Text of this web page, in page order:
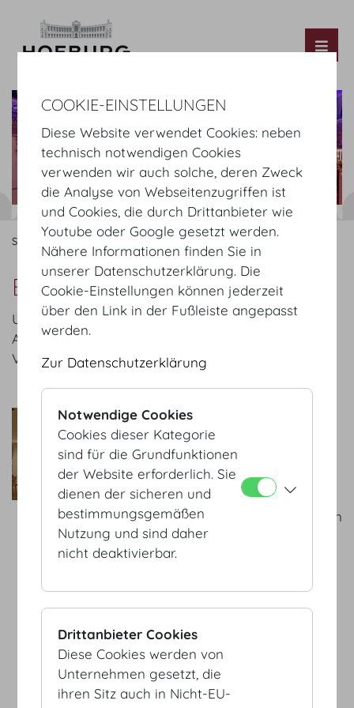
Startseite Organisieren Service Partners Elektrotechnik
Elektrotechnik
Unser Service Partner für elektrotechnische
Anschlüsse, Verteilungen und Beleuchtungen bei
Veranstaltungen berät Sie gerne.
Richard Lesonitzky GmbH -
derLeso
Wir beraten Sie im Vorfeld
über normgerechte
elektrotechnische
Anschlüsse und Verteilungen
sowie
Beleuchtungskonzepte. Wir
„Licht-Concierge“.
AGB
COOKIE-EINSTELLUNGEN
Diese Website verwendet Cookies: neben
technisch notwendigen Cookies
verwenden wir auch solche, deren Zweck
die Analyse von Webseitenzugriffen ist
und Cookies, die durch Drittanbieter wie
Youtube oder Google gesetzt werden.
Nähere Informationen finden Sie in
unserer Datenschutzerklärung. Die
Cookie-Einstellungen können jederzeit
über den Link in der Fußleiste angepasst
werden.
Zur Datenschutzerklärung
Notwendige Cookies
Cookies dieser Kategorie
sind für die Grundfunktionen
der Website erforderlich. Sie
dienen der sicheren und
bestimmungsgemäßen
Nutzung und sind daher
nicht deaktivierbar.
Drittanbieter Cookies
Diese Cookies werden von
Unternehmen gesetzt, die
ihren Sitz auch in Nicht-EU-